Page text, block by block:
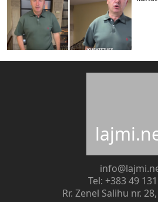
Tel: +383 49
Rr. Zenel Salihu nr.